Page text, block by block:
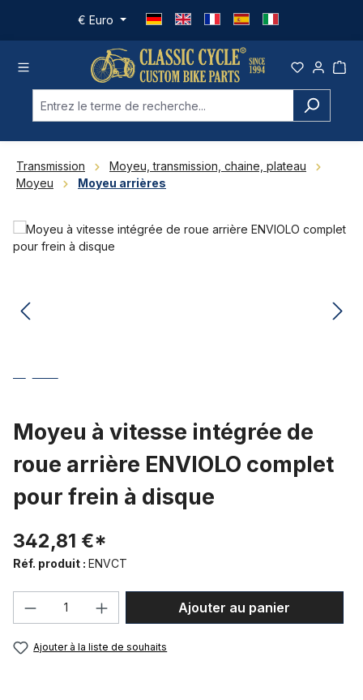
Passer au contenu principal
€ Euro
Transmission
Moyeu, transmission, chaine, plateau
Moyeu
Moyeu arrières
Ignorer la galerie d'images
Moyeu à vitesse intégrée de
roue arrière ENVIOLO complet
pour frein à disque
342,81 €*
Réf. produit : ENVCT
Quantité de produit : Entrez la
Ajouter au panier
Ajouter à la liste de souhaits